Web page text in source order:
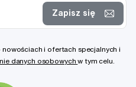
Zapisz się
i ofertach specjalnych i
danych osobowychw tym celu.